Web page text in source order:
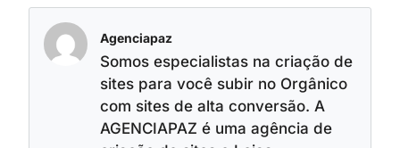
Agenciapaz
Somos especialistas na criação de
sites para você subir no Orgânico
com sites de alta conversão. A
AGENCIAPAZ é uma agência de